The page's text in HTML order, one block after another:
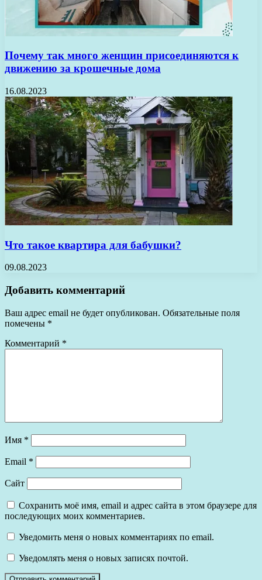
Почему так много женщин присоединяются к
движению за крошечные дома
16.08.2023
Что такое квартира для бабушки?
09.08.2023
Добавить комментарий
Ваш адрес email не будет опубликован. Обязательные поля
помечены *
Комментарий *
Имя *
Email *
Сайт
Сохранить моё имя, email и адрес сайта в этом браузере для
последующих моих комментариев.
Уведомить меня о новых комментариях по email.
Уведомлять меня о новых записях почтой.